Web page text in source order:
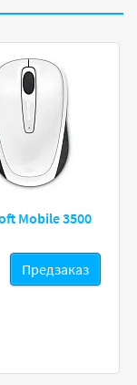
Mobile 3500
Предзаказ